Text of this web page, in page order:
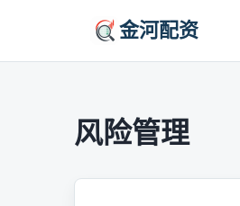
金河配资
风险管理